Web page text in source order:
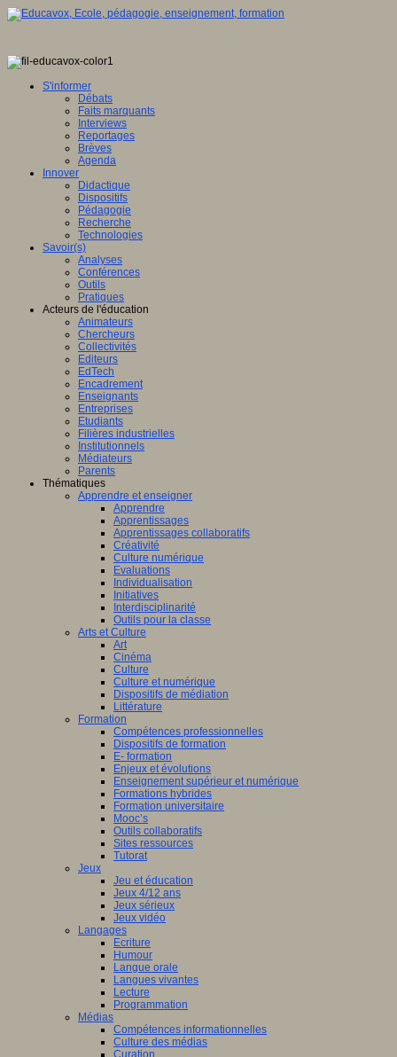
S'informer
Débats
Faits marquants
Interviews
Reportages
Brèves
Agenda
Innover
Didactique
Dispositifs
Pédagogie
Recherche
Technologies
Savoir(s)
Analyses
Conférences
Outils
Pratiques
Acteurs de l'éducation
Animateurs
Chercheurs
Collectivités
Editeurs
EdTech
Encadrement
Enseignants
Entreprises
Etudiants
Filières industrielles
Institutionnels
Médiateurs
Parents
Thématiques
Apprendre et enseigner
Apprendre
Apprentissages
Apprentissages collaboratifs
Créativité
Culture numérique
Evaluations
Individualisation
Initiatives
Interdisciplinarité
Outils pour la classe
Arts et Culture
Art
Cinéma
Culture
Culture et numérique
Dispositifs de médiation
Littérature
Formation
Compétences professionnelles
Dispositifs de formation
E- formation
Enjeux et évolutions
Enseignement supérieur et numérique
Formations hybrides
Formation universitaire
Mooc’s
Outils collaboratifs
Sites ressources
Tutorat
Jeux
Jeu et éducation
Jeux 4/12 ans
Jeux sérieux
Jeux vidéo
Langages
Ecriture
Humour
Langue orale
Langues vivantes
Lecture
Programmation
Médias
Compétences informationnelles
Culture des médias
Curation